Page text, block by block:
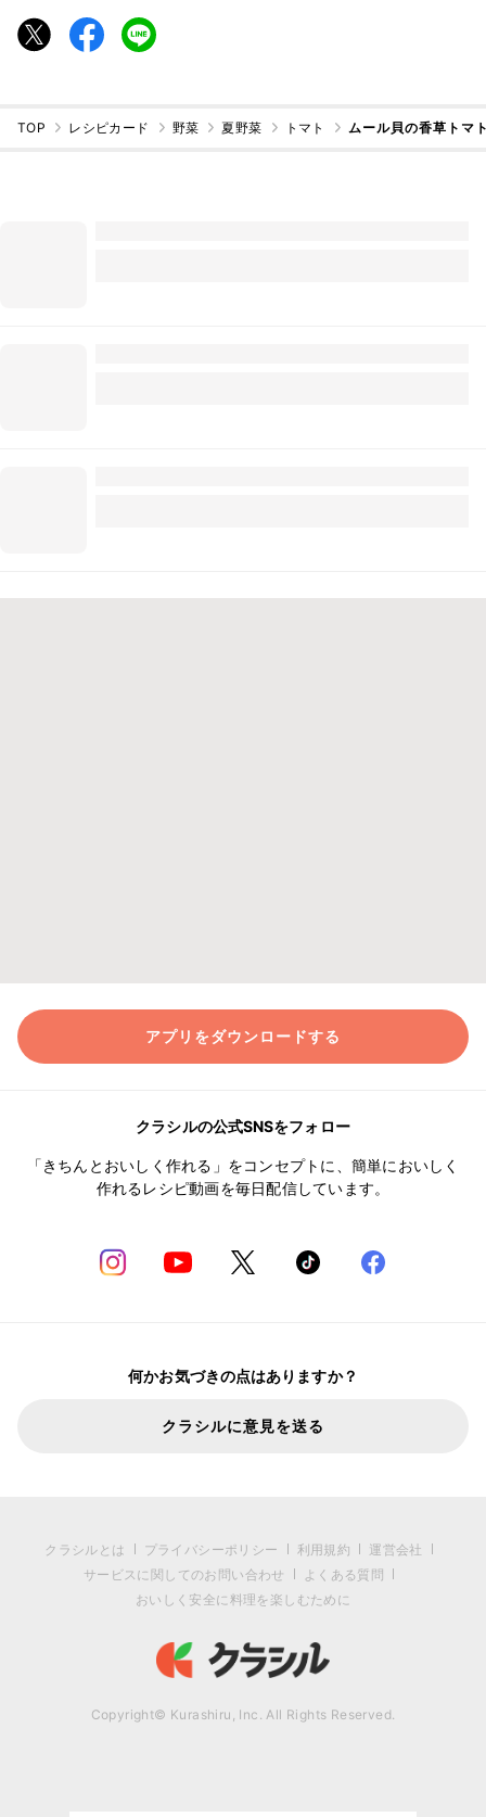
TOP レシピカード 野菜 夏野菜 トマト ムール貝の香草トマ
アプリをダウンロードする
クラシルの公式SNSをフォロー
「きちんとおいしく作れる」をコンセプトに、簡単においしく
作れるレシピ動画を毎日配信しています。
何かお気づきの点はありますか？
クラシルに意見を送る
クラシルとは プライバシーポリシー 利用規約
運営会社
サービスに関してのお問い合わせ
よくある質問
おいしく安全に料理を楽しむために
Copyright© Kurashiru, Inc. All Rights Reserved.